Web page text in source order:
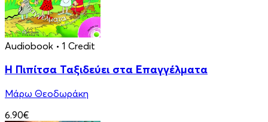
Audiobook • 1 Credit
Η Πιπίτσα Ταξιδεύει στα Επαγγέλματα
Μάρω Θεοδωράκη
6.90€